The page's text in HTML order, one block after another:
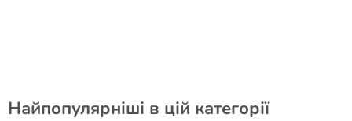
Найпопулярніші в цій категорії